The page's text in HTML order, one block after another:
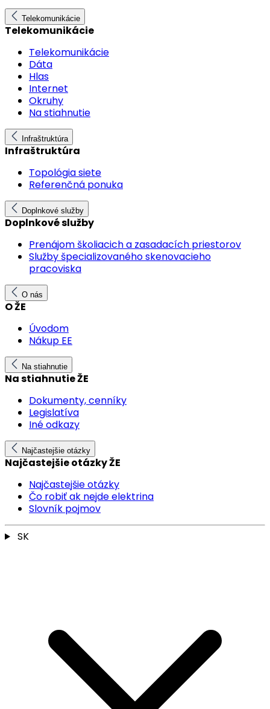
Telekomunikácie
Telekomunikácie
Telekomunikácie
Dáta
Hlas
Internet
Okruhy
Na stiahnutie
Infraštruktúra
Infraštruktúra
Topológia siete
Referenčná ponuka
Doplnkové služby
Doplnkové služby
Prenájom školiacich a zasadacích priestorov
Služby špecializovaného skenovacieho
pracoviska
O nás
O ŽE
Úvodom
Nákup EE
Na stiahnutie
Na stiahnutie ŽE
Dokumenty, cenníky
Legislatíva
Iné odkazy
Najčastejšie otázky
Najčastejšie otázky ŽE
Najčastejšie otázky
Čo robiť ak nejde elektrina
Slovník pojmov
SK